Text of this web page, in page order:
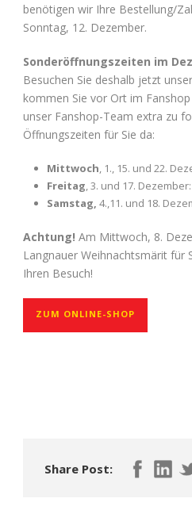
benötigen wir Ihre Bestellung/
Sonntag, 12. Dezember.
Sonderöffnungszeiten im
Besuchen Sie deshalb jetzt
kommen Sie vor Ort im
unser Fanshop-Team extra zu
Öffnungszeiten für Sie da:
Mittwoch , 1., 15. und 22.
Freitag , 3. und 17.
Samstag, 4.,11. und 18.
Achtung! Am Mittwoch, 8.
Langnauer Weihnachtsmärit für
Ihren Besuch!
ZUM ONLINE-SHOP
Share Post: